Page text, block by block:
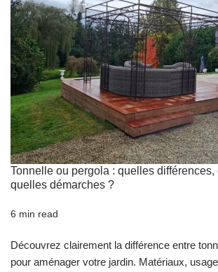
Tonnelle ou pergola : quelles différences,
quelles démarches ?
6 min read
Découvrez clairement la différence entre
pour aménager votre jardin. Matériaux,